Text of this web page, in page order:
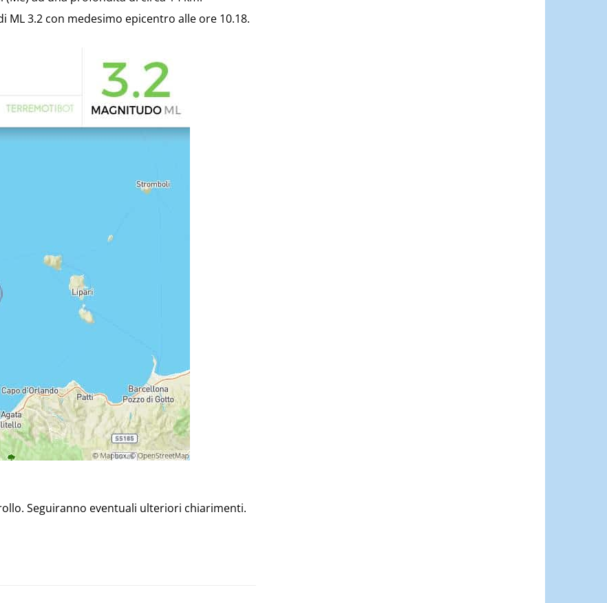
Sicily.it
ML 3.2 con medesimo epicentro alle ore 10.18.
Seguiranno eventuali ulteriori chiarimenti.